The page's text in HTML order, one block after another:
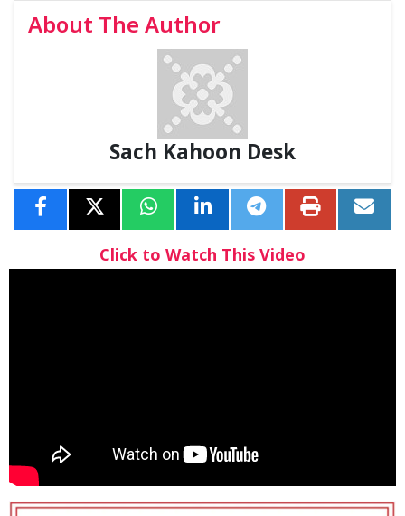
About The Author
Sach Kahoon Desk
Click to Watch This Video